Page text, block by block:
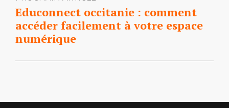
Educonnect occitanie : comment
accéder facilement à votre espace
numérique